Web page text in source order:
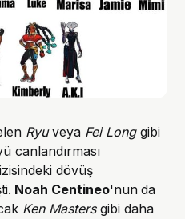
Ryuveya Fei Longgibi
canlandırması
dövüş
Noah Centineo'nun da
Ken Mastersgibi daha